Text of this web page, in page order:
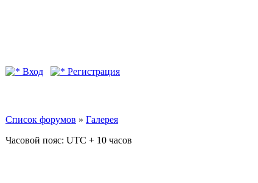
Вход
Регистрация
Список форумов » Галерея
Часовой пояс: UTC + 10 часов